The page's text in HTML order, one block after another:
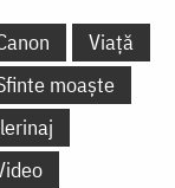
Viață
moaște